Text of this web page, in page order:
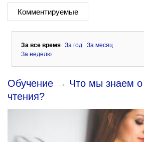
Комментируемые
За все время За год
За месяц
За неделю
Обучение → Что мы знаем о
чтения?